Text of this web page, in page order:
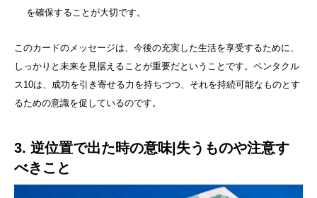
を確保することが大切です。
このカードのメッセージは、今後の充実した生活を享受するために、
しっかりと未来を見据えることが重要だということです。ペンタクル
ス10は、成功を引き寄せる力を持ちつつ、それを持続可能なものとす
るための意識を促しているのです。
3. 逆位置で出た時の意味|失うものや注意す
べきこと